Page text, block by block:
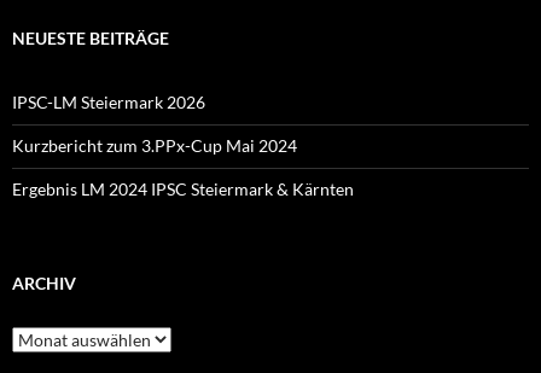
NEUESTE BEITRÄGE
IPSC-LM Steiermark 2026
Kurzbericht zum 3.PPx-Cup Mai 2024
Ergebnis LM 2024 IPSC Steiermark & Kärnten
ARCHIV
Archiv